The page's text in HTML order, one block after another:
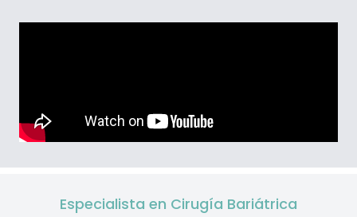
Especialista en Cirugía Bariátrica